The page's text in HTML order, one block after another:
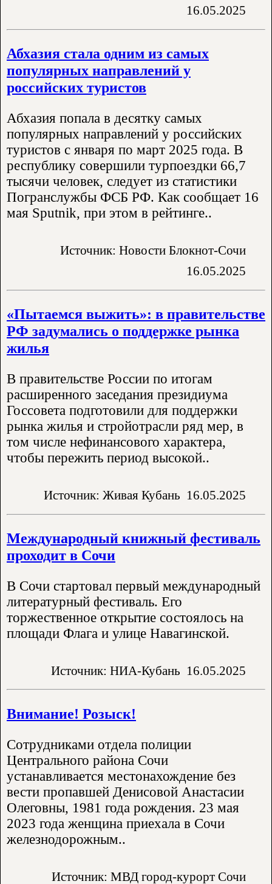
16.05.2025
Абхазия стала одним из самых
популярных направлений у
российских туристов
Абхазия попала в десятку самых
популярных направлений у российских
туристов с января по март 2025 года. В
республику совершили турпоездки 66,7
тысячи человек, следует из статистики
Погранслужбы ФСБ РФ. Как сообщает 16
мая Sputnik, при этом в рейтинге..
Источник: Новости Блокнот-Сочи
16.05.2025
«Пытаемся выжить»: в правительстве
РФ задумались о поддержке рынка
жилья
В правительстве России по итогам
расширенного заседания президиума
Госсовета подготовили для поддержки
рынка жилья и стройотрасли ряд мер, в
том числе нефинансового характера,
чтобы пережить период высокой..
Источник: Живая Кубань 16.05.2025
Международный книжный фестиваль
проходит в Сочи
В Сочи стартовал первый международный
литературный фестиваль. Его
торжественное открытие состоялось на
площади Флага и улице Навагинской.
Источник: НИА-Кубань 16.05.2025
Внимание! Розыск!
Сотрудниками отдела полиции
Центрального района Сочи
устанавливается местонахождение без
вести пропавшей Денисовой Анастасии
Олеговны, 1981 года рождения. 23 мая
2023 года женщина приехала в Сочи
железнодорожным..
Источник: МВД город-курорт Сочи